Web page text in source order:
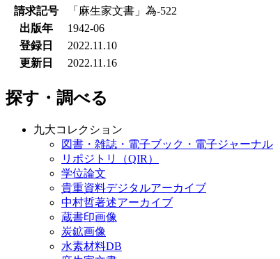
請求記号
「麻生家文書」為-522
出版年
1942-06
登録日
2022.11.10
更新日
2022.11.16
探す・調べる
九大コレクション
図書・雑誌・電子ブック・電子ジャーナル
リポジトリ（QIR）
学位論文
貴重資料デジタルアーカイブ
中村哲著述アーカイブ
蔵書印画像
炭鉱画像
水素材料DB